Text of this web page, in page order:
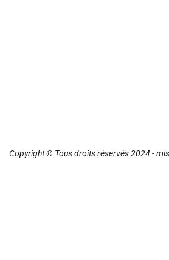
Copyright © Tous droits réservés 2024 -